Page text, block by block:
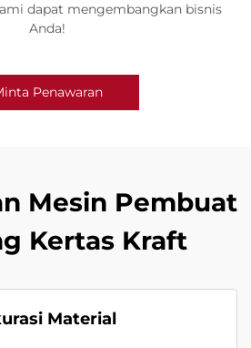
dapat mengembangkan bisnis
Anda!
Penawaran
Mesin Pembuat
Kertas Kraft
Material